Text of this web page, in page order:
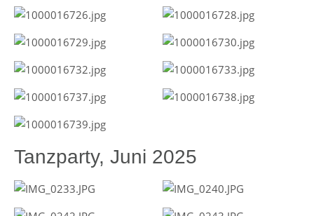
Tanzparty, Juni 2025